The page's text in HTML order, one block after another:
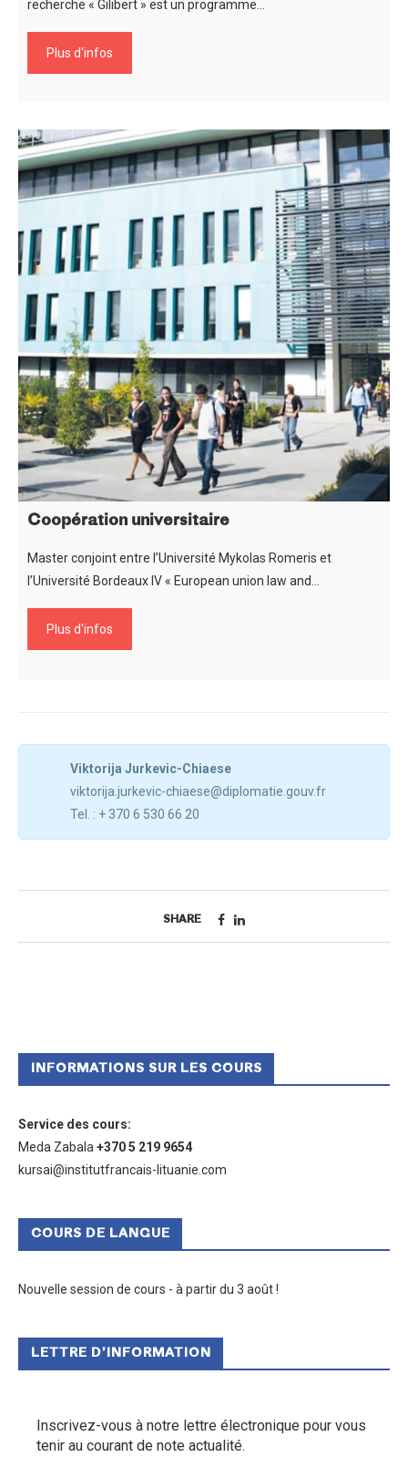
recherche « Gilibert » est un programme…
Plus d'infos
Coopération universitaire
Master conjoint entre l’Université Mykolas Romeris et
l’Université Bordeaux IV « European union law and…
Plus d'infos
Viktorija Jurkevic-Chiaese
viktorija.jurkevic-chiaese@diplomatie.gouv.fr
Tel. : + 370 6 530 66 20
SHARE
INFORMATIONS SUR LES COURS
Service des cours:
Meda Zabala +370 5 219 9654
kursai@institutfrancais-lituanie.com
COURS DE LANGUE
Nouvelle session de cours - à partir du 3 août !
LETTRE D’INFORMATION
Inscrivez-vous à notre lettre électronique pour vous
tenir au courant de note actualité.